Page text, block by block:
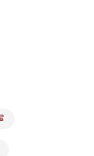
付」服務完成之交
關給付款項請求債
公司不負相關責
狀況，依本公司即
公司將視審查結果
惡意使用之情形，